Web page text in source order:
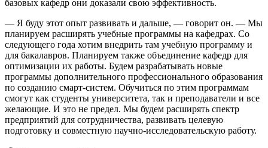
базовых кафедр они доказали свою эффективность.
— Я буду этот опыт развивать и дальше, — говорит он. — Мы
планируем расширять учебные программы на кафедрах. Со
следующего года хотим внедрить там учебную программу и
для бакалавров. Планируем также объединение кафедр для
оптимизации их работы. Будем разрабатывать новые
программы дополнительного профессионального образования
по созданию смарт-систем. Обучиться по этим программам
смогут как студенты университета, так и преподаватели и все
желающие. И это не предел. Мы будем расширять спектр
предприятий для сотрудничества, развивать целевую
подготовку и совместную научно-исследовательскую работу.